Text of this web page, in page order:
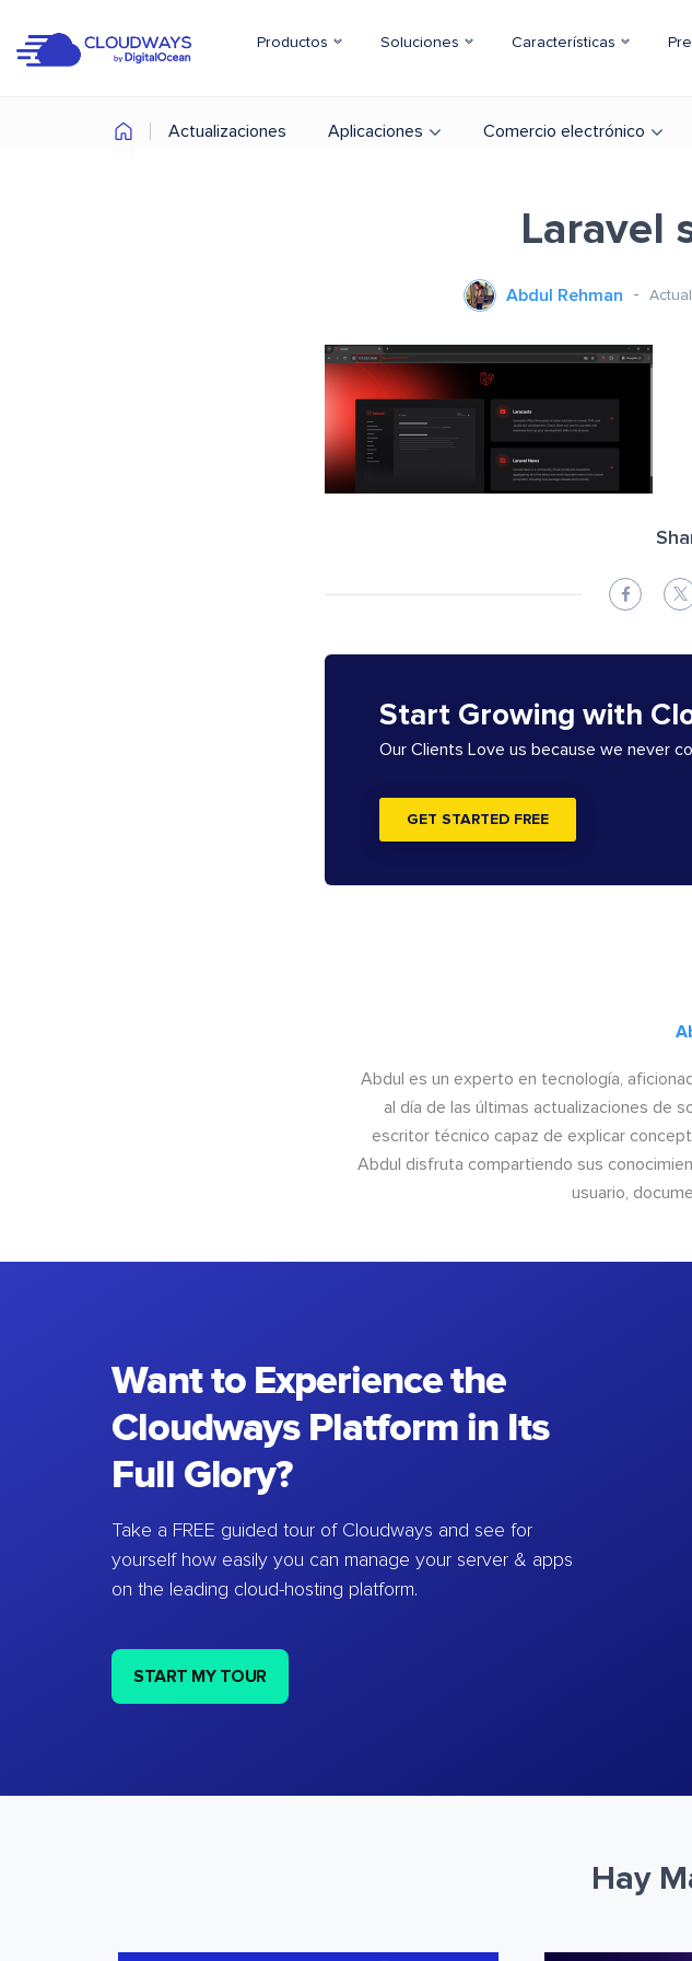
Productos Soluciones Características
Actualizaciones Aplicaciones Comercio electrónico
Laravel
Abdul Rehman
Start Growing with
Our Clients Love us because we never
GET STARTED FREE
Abdul es un experto en tecnología,
al día de las últimas actualizaciones de
escritor técnico capaz de explicar
Abdul disfruta compartiendo sus
usuario,
Want to Experience the
Cloudways Platform in Its
Full Glory?
Take a FREE guided tour of Cloudways and see for
yourself how easily you can manage your server & apps
on the leading cloud-hosting platform.
START MY TOUR
Hay